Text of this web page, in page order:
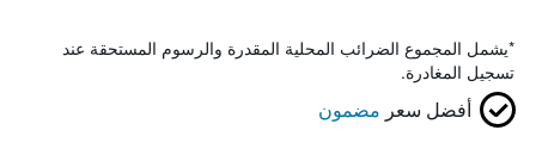
*يشمل المجموع الضرائب المحلية المقدرة والرسوم المستحقة عند
تسجيل المغادرة.
أفضل سعر مضمون